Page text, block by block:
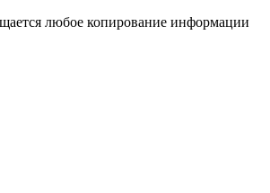
любое копирование информации